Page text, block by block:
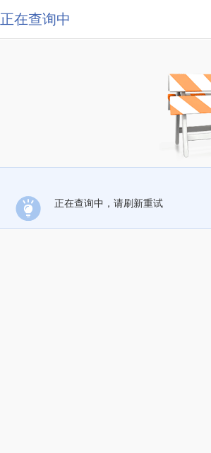
正在查询中
正在查询中，请刷新重试